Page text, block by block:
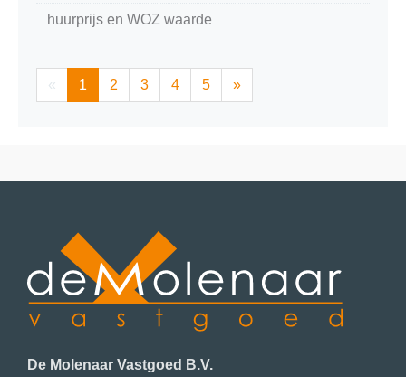
huurprijs en WOZ waarde
« 1 2 3 4 5 »
De Molenaar Vastgoed B.V.